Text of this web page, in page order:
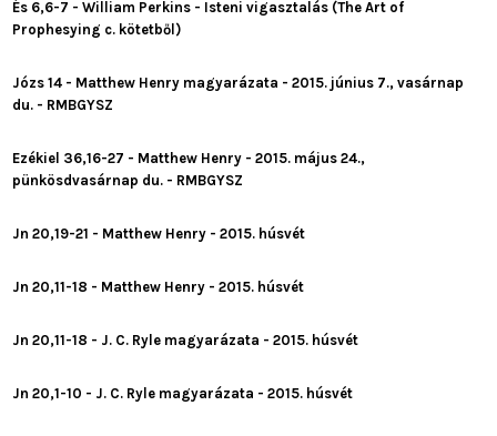
És 6,6-7 - William Perkins - Isteni vigasztalás (The Art of
Prophesying c. kötetből)
Józs 14 - Matthew Henry magyarázata - 2015. június 7., vasárnap
du. - RMBGYSZ
Ezékiel 36,16-27 - Matthew Henry - 2015. május 24.,
pünkösdvasárnap du. - RMBGYSZ
Jn 20,19-21 - Matthew Henry - 2015. húsvét
Jn 20,11-18 - Matthew Henry - 2015. húsvét
Jn 20,11-18 - J. C. Ryle magyarázata - 2015. húsvét
Jn 20,1-10 - J. C. Ryle magyarázata - 2015. húsvét